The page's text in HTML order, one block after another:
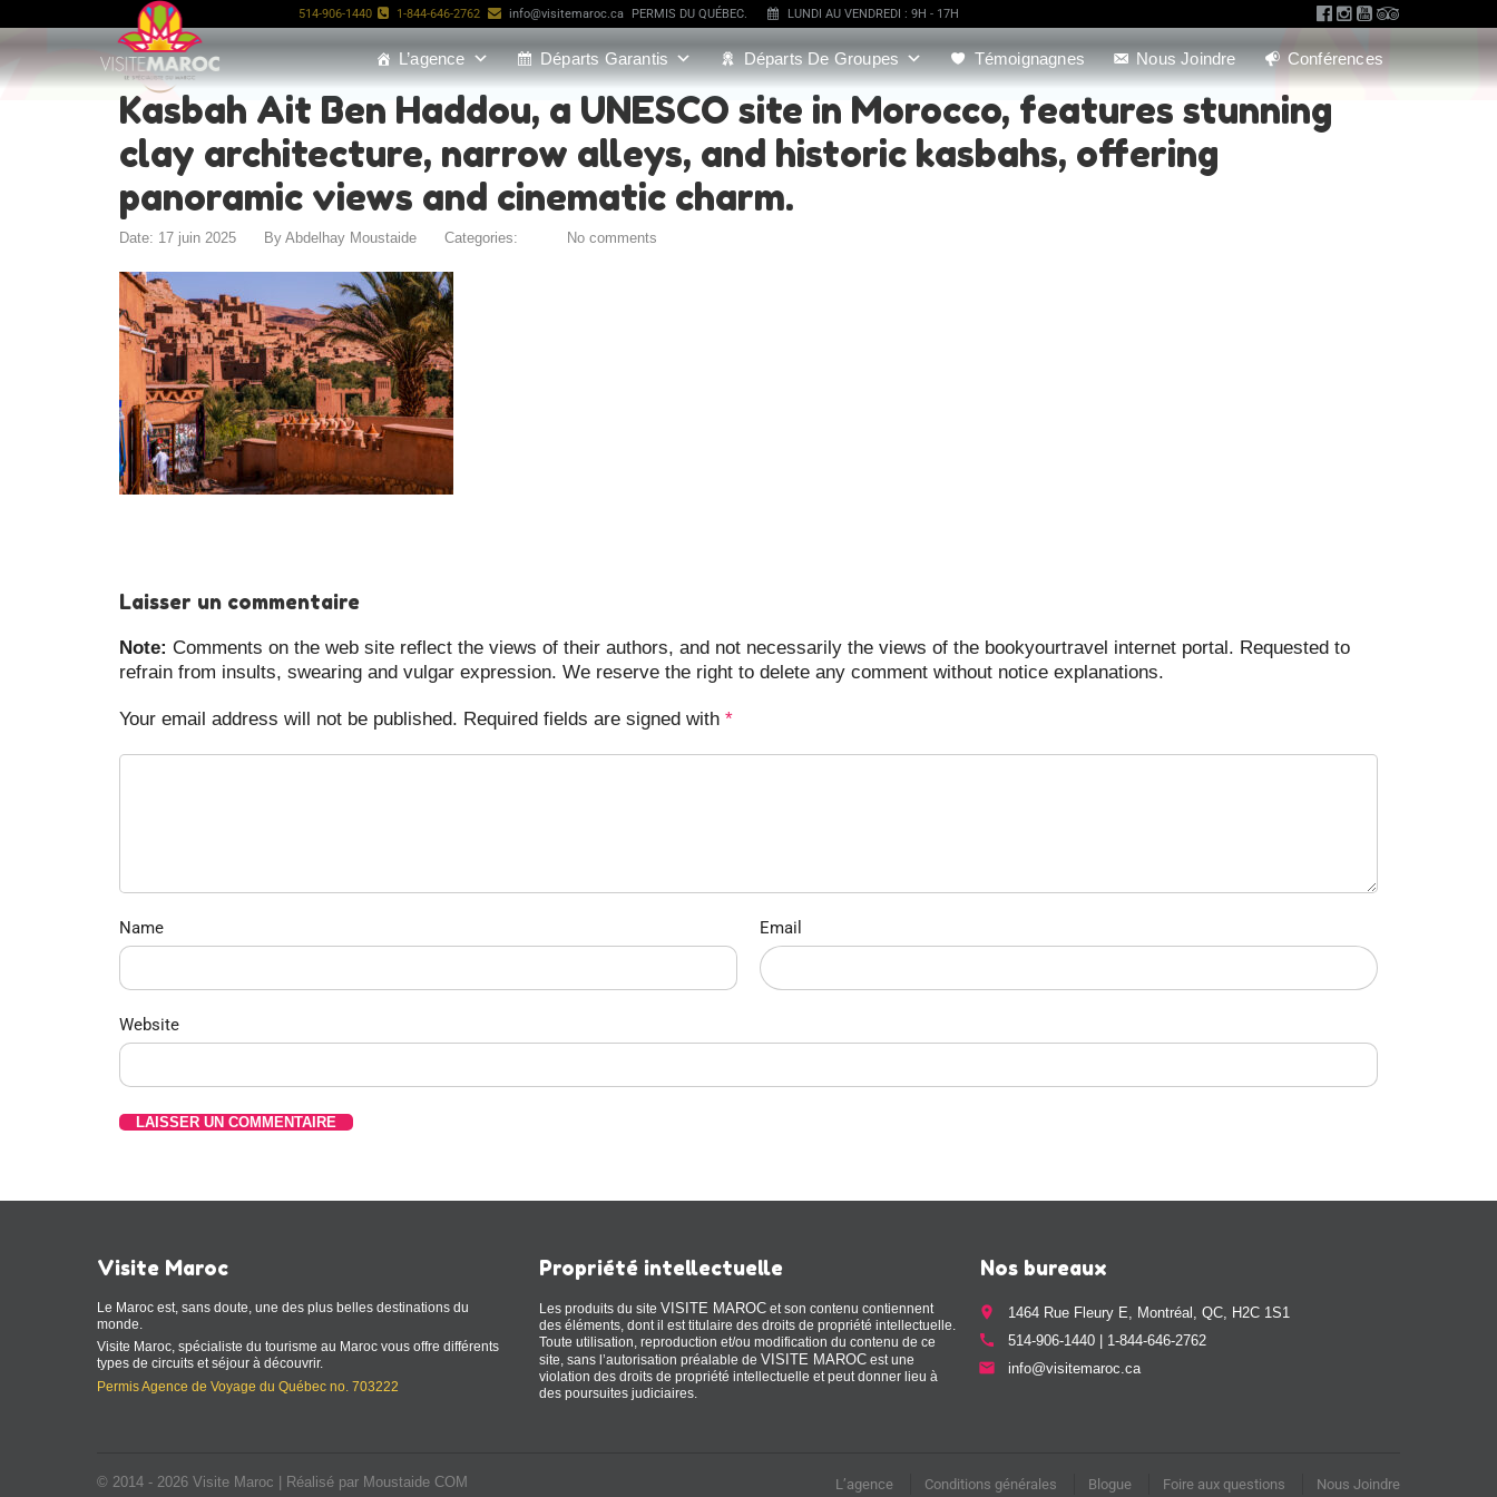
514-906-1440 1-844-646-2762 info@visitemaroc.ca PERMIS DU QUÉBEC. LUNDI AU VENDREDI : 9H - 17H
L’agence Départs Garantis Départs De Groupes Témoignagnes Nous Joindre Conférences
Kasbah Ait Ben Haddou, a UNESCO site in Morocco, features stunning
clay architecture, narrow alleys, and historic kasbahs, offering
panoramic views and cinematic charm.
Date: 17 juin 2025 By Abdelhay Moustaide Categories: No comments
Laisser un commentaire
Note: Comments on the web site reflect the views of their authors, and not necessarily the views of the bookyourtravel internet portal. Requested to
refrain from insults, swearing and vulgar expression. We reserve the right to delete any comment without notice explanations.
Your email address will not be published. Required fields are signed with *
Name Email
Website
Visite Maroc
Le Maroc est, sans doute, une des plus belles destinations du
monde.
Visite Maroc, spécialiste du tourisme au Maroc vous offre différents
types de circuits et séjour à découvrir.
Permis Agence de Voyage du Québec no. 703222
Propriété intellectuelle
Les produits du site VISITE MAROCet son contenu contiennent
des éléments, dont il est titulaire des droits de propriété intellectuelle.
Toute utilisation, reproduction et/ou modification du contenu de ce
site, sans l’autorisation préalable de VISITE MAROCest une
violation des droits de propriété intellectuelle et peut donner lieu à
des poursuites judiciaires.
Nos bureaux
place 1464 Rue Fleury E, Montréal, QC, H2C 1S1
call 514-906-1440 | 1-844-646-2762
email info@visitemaroc.ca
© 2014 - 2026 Visite Maroc | Réalisé par Moustaide COM L’agence Conditions générales Blogue Foire aux questions Nous Joindre